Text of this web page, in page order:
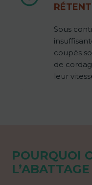
Sous
coupés
de
leur
POURQUOI